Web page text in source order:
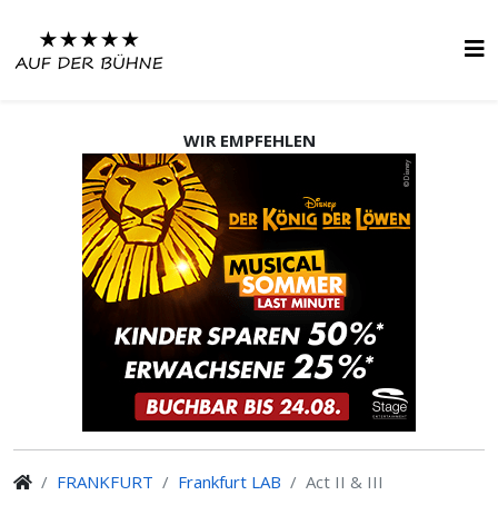
WIR EMPFEHLEN
FRANKFURT Frankfurt LAB Act II & III